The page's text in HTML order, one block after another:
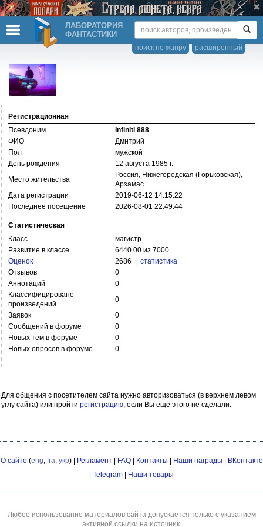
ЛАБОРАТОРИЯ
ФАНТАСТИКИ
расширенный
поиск по жанру
Регистрационная
Псевдоним
Infiniti 888
ФИО
Дмитрий
Пол
мужской
День рождения
12 августа 1985 г.
Место жительства
Россия, Нижегородская (Горьковская),
Арзамас
Дата регистрации
2019-06-12 14:15:22
Последнее посещение
2026-08-01 22:49:44
Статистическая
Класс
магистр
Развитие в классе
6440.00 из 7000
Оценок
2686 | статистика
Отзывов
0
Аннотаций
0
Классифицировано
произведений
0
Заявок
0
Сообщений в форуме
0
Новых тем в форуме
0
Новых опросов в форуме
0
Для общения с посетителем сайта нужно авторизоваться (в верхнем левом
углу сайта) или пройти регистрацию, если Вы ещё этого не сделали.
О сайте (eng, fra, укр) | Регламент| FAQ| Контакты Наши награды
ВКонтакте
Telegram Наши товары
Любое использование материалов сайта допускается только с указанием
активной ссылки на источник.